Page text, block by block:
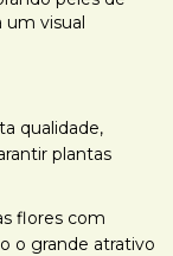
um visual
qualidade,
plantas
flores com
o grande atrativo